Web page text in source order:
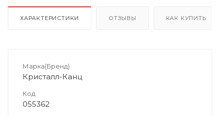
ХАРАКТЕРИСТИКИ ОТЗЫВЫ КАК КУПИТЬ
Марка(Бренд)
Кристалл-Канц
Код
055362